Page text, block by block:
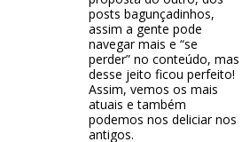
posts bagunçadinhos,
assim a gente pode
navegar mais e “se
perder” no conteúdo, mas
desse jeito ficou perfeito!
Assim, vemos os mais
atuais e também
podemos nos deliciar nos
antigos.